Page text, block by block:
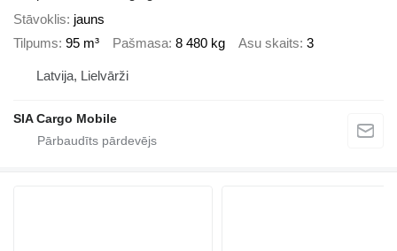
Stāvoklis jauns
Tilpums 95 m³ Pašmasa 8 480 kg Asu skaits 3
Latvija, Lielvārži
SIA Cargo Mobile